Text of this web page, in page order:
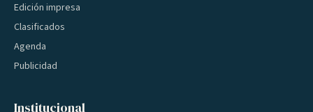
Edición impresa
Clasificados
Agenda
Publicidad
Institucional